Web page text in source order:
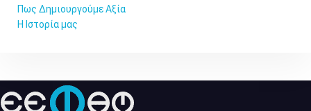
Πως Δημιουργούμε Αξία
Η Ιστορία μας